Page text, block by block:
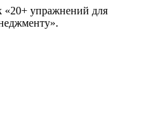
«20+ упражнений для